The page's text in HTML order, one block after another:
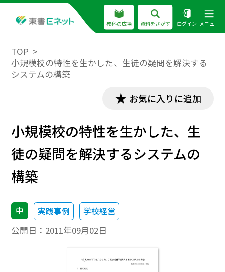
教科の広場 資料をさがす ログイン メニュー
TOP
小規模校の特性を生かした、生徒の疑問を解決する
システムの構築
お気に入りに追加
小規模校の特性を生かした、生
徒の疑問を解決するシステムの
構築
中 実践事例 学校経営
公開日： 2011年09月02日